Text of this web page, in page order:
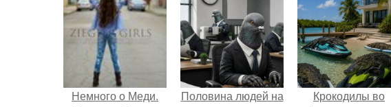
Немного о Меди.
Половина людей на
Крокодилы во